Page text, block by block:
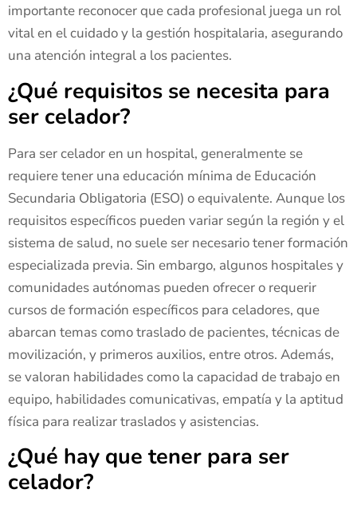
importante reconocer que cada profesional juega un rol
vital en el cuidado y la gestión hospitalaria, asegurando
una atención integral a los pacientes.
¿Qué requisitos se necesita para
ser celador?
Para ser celador en un hospital, generalmente se
requiere tener una educación mínima de Educación
Secundaria Obligatoria (ESO) o equivalente. Aunque los
requisitos específicos pueden variar según la región y el
sistema de salud, no suele ser necesario tener formación
especializada previa. Sin embargo, algunos hospitales y
comunidades autónomas pueden ofrecer o requerir
cursos de formación específicos para celadores, que
abarcan temas como traslado de pacientes, técnicas de
movilización, y primeros auxilios, entre otros. Además,
se valoran habilidades como la capacidad de trabajo en
equipo, habilidades comunicativas, empatía y la aptitud
física para realizar traslados y asistencias.
¿Qué hay que tener para ser
celador?